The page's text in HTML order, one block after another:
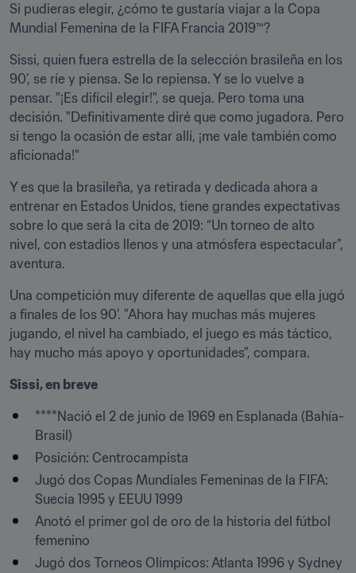
Si pudieras elegir, ¿cómo te gustaría viajar a la Copa
Mundial Femenina de la FIFA Francia 2019™?
Sissi, quien fuera estrella de la selección brasileña en los
90’, se ríe y piensa. Se lo repiensa. Y se lo vuelve a
pensar. "¡Es difícil elegir!", se queja. Pero toma una
decisión. "Definitivamente diré que como jugadora. Pero
si tengo la ocasión de estar allí, ¡me vale también como
aficionada!"
Y es que la brasileña, ya retirada y dedicada ahora a
entrenar en Estados Unidos, tiene grandes expectativas
sobre lo que será la cita de 2019: “Un torneo de alto
nivel, con estadios llenos y una atmósfera espectacular”,
aventura.
Una competición muy diferente de aquellas que ella jugó
a finales de los 90’. "Ahora hay muchas más mujeres
jugando, el nivel ha cambiado, el juego es más táctico,
hay mucho más apoyo y oportunidades", compara.
Sissi, en breve
****Nació el 2 de junio de 1969 en Esplanada (Bahía-
Brasil)
Posición: Centrocampista
Jugó dos Copas Mundiales Femeninas de la FIFA:
Suecia 1995 y EEUU 1999
Anotó el primer gol de oro de la historia del fútbol
femenino
Jugó dos Torneos Olímpicos: Atlanta 1996 y Sydney